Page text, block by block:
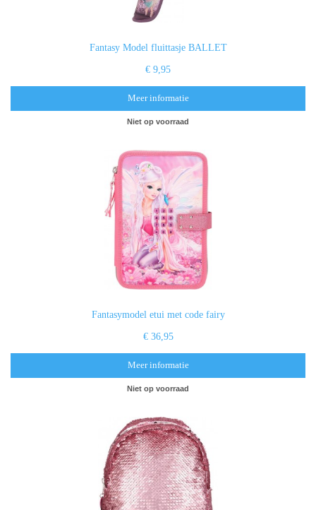
Fantasy Model fluittasje BALLET
€ 9,95
Meer informatie
Niet op voorraad
Fantasymodel etui met code fairy
€ 36,95
Meer informatie
Niet op voorraad